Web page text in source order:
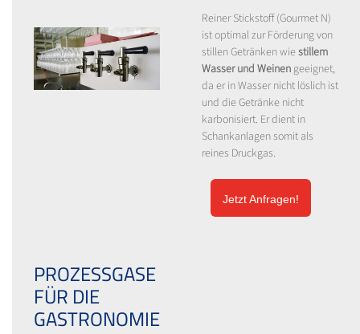
Reiner Stickstoff (Gourmet N)
ist optimal zur Förderung von
stillen Getränken wie stillem
Wasser und Weinen geeignet,
da er in Wasser nicht löslich ist
und die Getränke nicht
karbonisiert. Er dient in
Schankanlagen somit als
reines Druckgas.
Jetzt Anfragen!
PROZESSGASE
FÜR DIE
GASTRONOMIE